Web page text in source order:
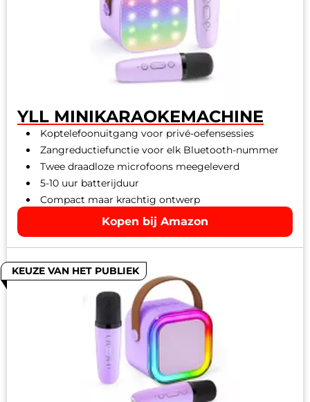
YLL MINIKARAOKEMACHINE
Koptelefoonuitgang voor privé-oefensessies
Zangreductiefunctie voor elk Bluetooth-nummer
Twee draadloze microfoons meegeleverd
5-10 uur batterijduur
Compact maar krachtig ontwerp
Kopen bij Amazon
KEUZE VAN HET PUBLIEK